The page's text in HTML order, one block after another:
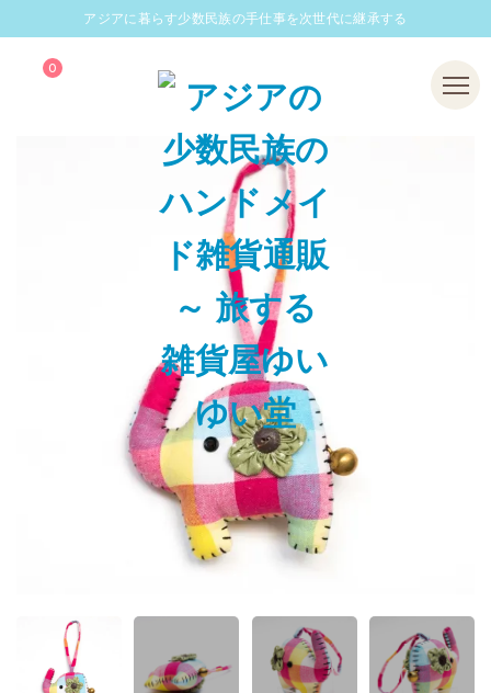
アジアに暮らす少数民族の手仕事を次世代に継承する
0 Menu